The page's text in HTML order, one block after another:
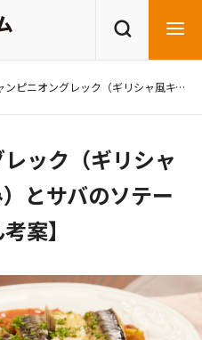
レシピを探す
シャンピニオングレック（ギリシャ風キノコの煮込み）とサバのソテー【タサン志麻さん考案】
ック（ギリシャ
とサバのソテー
案】